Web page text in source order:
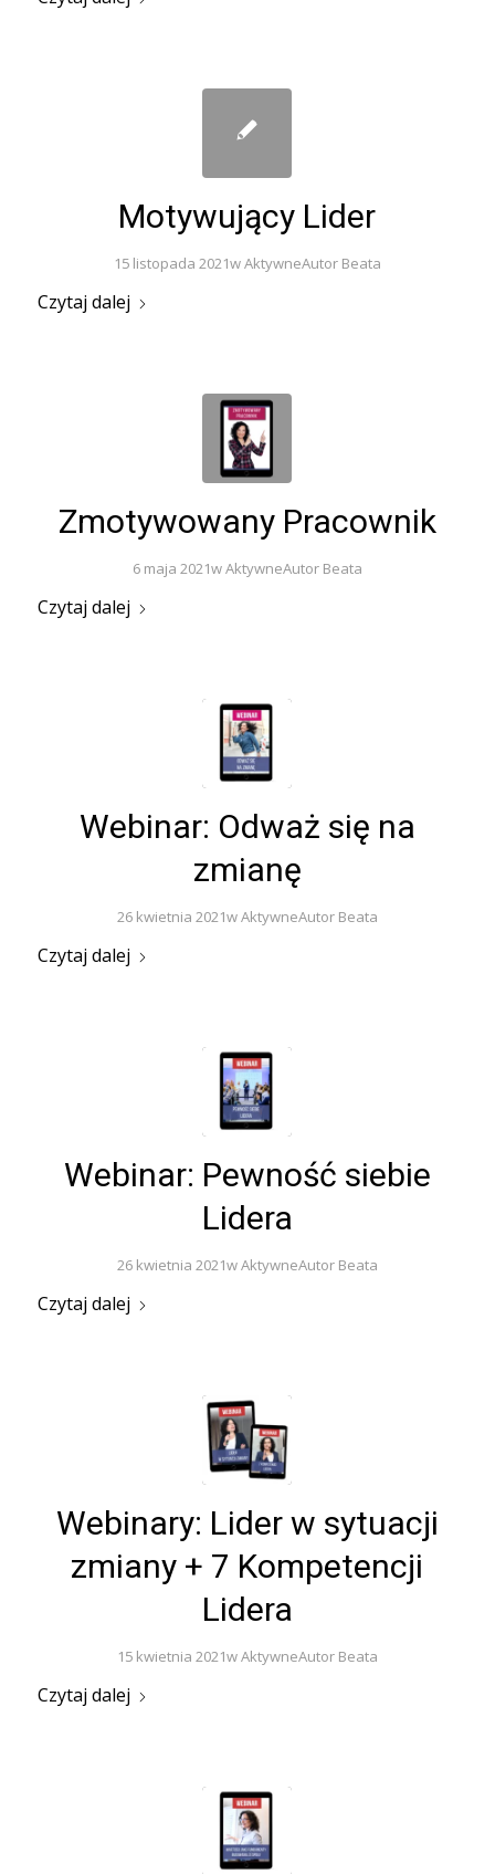
Motywujący Lider
15 listopada 2021wAktywneAutor Beata
Czytaj dalej
Zmotywowany Pracownik
6 maja 2021wAktywneAutor Beata
Czytaj dalej
Webinar: Odważ się na
zmianę
26 kwietnia 2021wAktywneAutor Beata
Czytaj dalej
Webinar: Pewność siebie
Lidera
26 kwietnia 2021wAktywneAutor Beata
Czytaj dalej
Webinary: Lider w sytuacji
zmiany + 7 Kompetencji
Lidera
15 kwietnia 2021wAktywneAutor Beata
Czytaj dalej